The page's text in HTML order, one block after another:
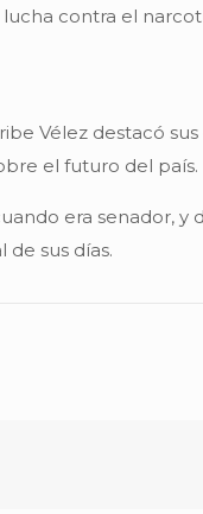
contra el
Vélez destacó
el futuro del país.
era senador, y
sus días.